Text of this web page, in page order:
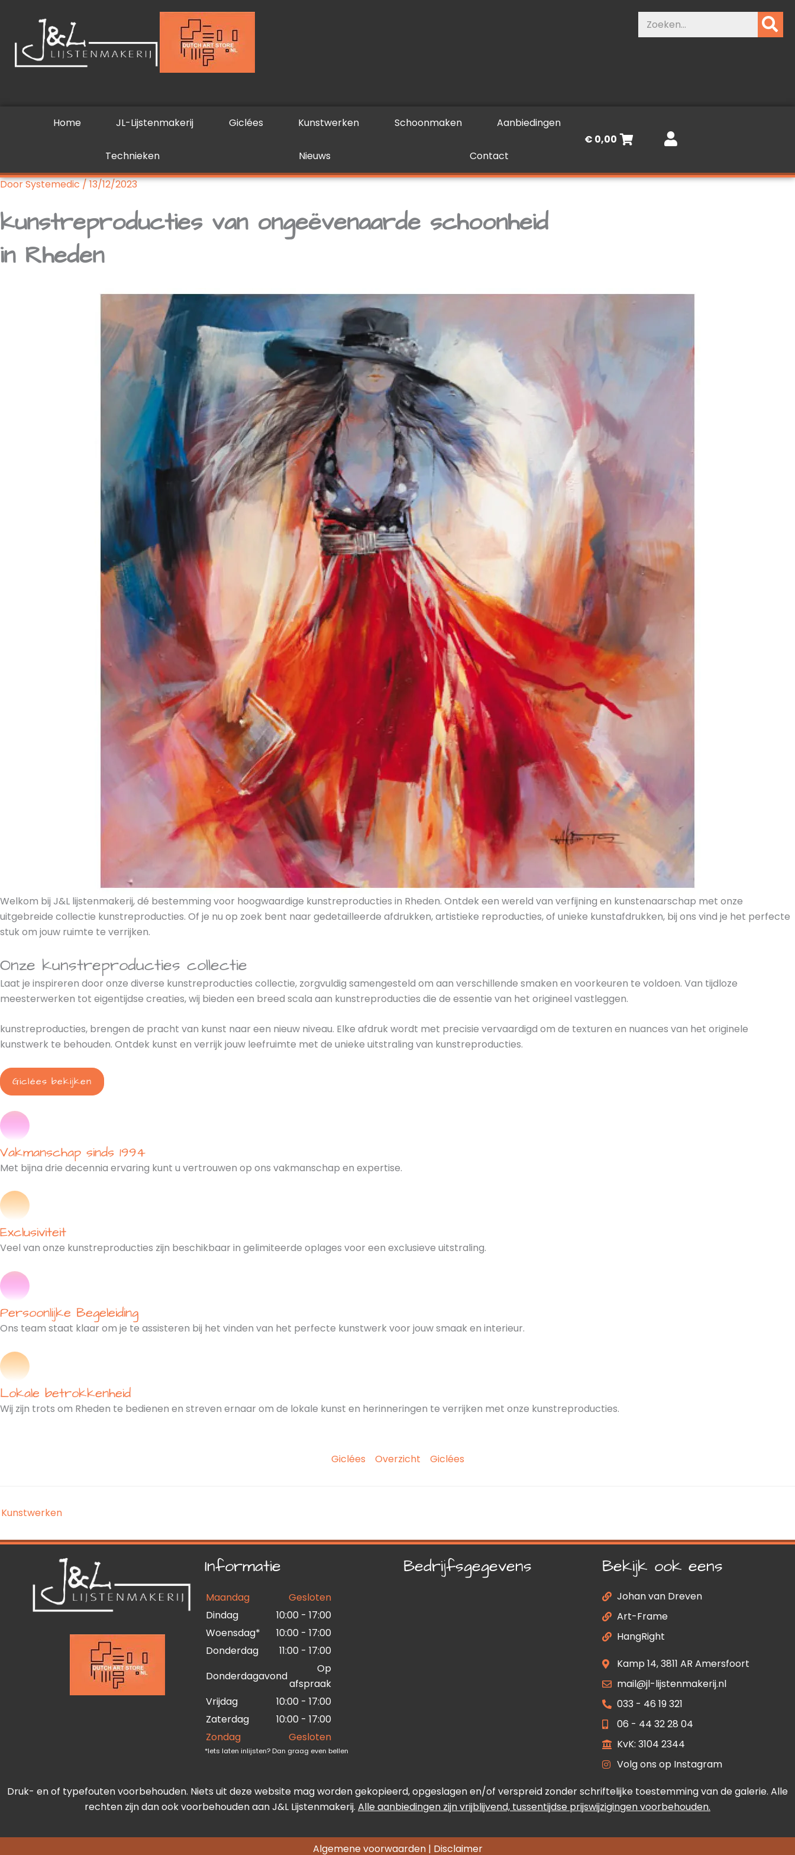
inhoud
Zoeken
Home JL-Lijstenmakerij Giclées Kunstwerken Schoonmaken Aanbiedingen
Technieken Nieuws Contact
€ 0,00
DoorSystemedic/13/12/2023
kunstreproducties van ongeëvenaarde schoonheid
in Rheden
Welkom bij J&L lijstenmakerij, dé bestemming voor hoogwaardige kunstreproducties in Rheden. Ontdek een wereld van verfijning en kunstenaarschap met onze
uitgebreide collectie kunstreproducties. Of je nu op zoek bent naar gedetailleerde afdrukken, artistieke reproducties, of unieke kunstafdrukken, bij ons vind je het perfecte
stuk om jouw ruimte te verrijken.
Onze kunstreproducties collectie
Laat je inspireren door onze diverse kunstreproducties collectie, zorgvuldig samengesteld om aan verschillende smaken en voorkeuren te voldoen. Van tijdloze
meesterwerken tot eigentijdse creaties, wij bieden een breed scala aan kunstreproducties die de essentie van het origineel vastleggen.
kunstreproducties, brengen de pracht van kunst naar een nieuw niveau. Elke afdruk wordt met precisie vervaardigd om de texturen en nuances van het originele
kunstwerk te behouden. Ontdek kunst en verrijk jouw leefruimte met de unieke uitstraling van kunstreproducties.
Giclées bekijken
Vakmanschap sinds 1994
Met bijna drie decennia ervaring kunt u vertrouwen op ons vakmanschap en expertise.
Exclusiviteit
Veel van onze kunstreproducties zijn beschikbaar in gelimiteerde oplages voor een exclusieve uitstraling.
Persoonlijke Begeleiding
Ons team staat klaar om je te assisteren bij het vinden van het perfecte kunstwerk voor jouw smaak en interieur.
Lokale betrokkenheid
Wij zijn trots om Rheden te bedienen en streven ernaar om de lokale kunst en herinneringen te verrijken met onze kunstreproducties.
Giclées Overzicht Giclées
Kunstwerken
Informatie
Maandag
Gesloten
Dindag
10:00 - 17:00
Woensdag*
10:00 - 17:00
Donderdag
11:00 - 17:00
Donderdagavond
Op
afspraak
Vrijdag
10:00 - 17:00
Zaterdag
10:00 - 17:00
Zondag
Gesloten
*Iets laten inlijsten? Dan graag even bellen
Bedrijfsgegevens Bekijk ook eens
Johan van Dreven
Art-Frame
HangRight
Kamp 14, 3811 AR Amersfoort
mail@jl-lijstenmakerij.nl
033 - 46 19 321
06 - 44 32 28 04
KvK: 3104 2344
Volg ons op Instagram
Druk- en of typefouten voorbehouden. Niets uit deze website mag worden gekopieerd, opgeslagen en/of verspreid zonder schriftelijke toestemming van de galerie. Alle
rechten zijn dan ook voorbehouden aan J&L Lijstenmakerij. Alle aanbiedingen zijn vrijblijvend, tussentijdse prijswijzigingen voorbehouden.
Algemene voorwaarden| Disclaimer